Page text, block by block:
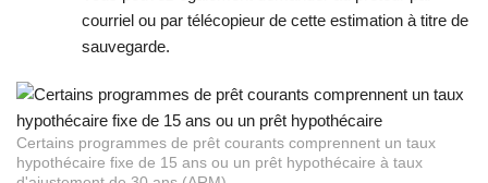
courriel ou par télécopieur de cette estimation à titre de
sauvegarde.
Certains programmes de prêt courants comprennent un taux
hypothécaire fixe de 15 ans ou un prêt hypothécaire à taux